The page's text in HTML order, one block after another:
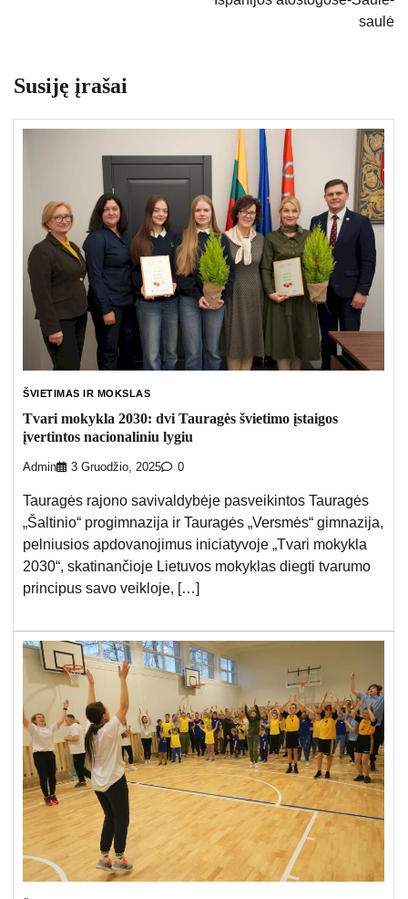
saulė
Susiję įrašai
ŠVIETIMAS IR MOKSLAS
Tvari mokykla 2030: dvi Tauragės švietimo įstaigos
įvertintos nacionaliniu lygiu
Admin 3 Gruodžio, 2025 0
Tauragės rajono savivaldybėje pasveikintos Tauragės
„Šaltinio“ progimnazija ir Tauragės „Versmės“ gimnazija,
pelniusios apdovanojimus iniciatyvoje „Tvari mokykla
2030“, skatinančioje Lietuvos mokyklas diegti tvarumo
principus savo veikloje, […]